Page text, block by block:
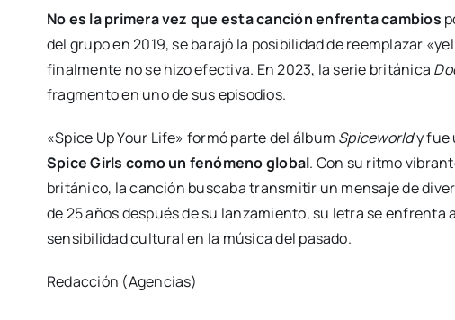
No es la primera vez que esta canción enfrenta cambios
del grupo en 2019, se barajó la posibilidad de reemplazar
finalmente no se hizo efectiva. En 2023, la serie británica
fragmento en uno de sus episodios.
«Spice Up Your Life» formó parte del álbum Spiceworldy fue
Spice Girls como un fenómeno global. Con su ritmo
británico, la canción buscaba transmitir un mensaje de
de 25 años después de su lanzamiento, su letra se
sensibilidad cultural en la música del pasado.
Redacción (Agencias)